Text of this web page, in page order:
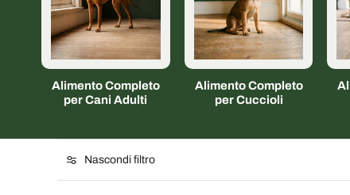
Alimento Completo
per Cani Adulti
Alimento Completo
per Cuccioli
Nascondi filtro